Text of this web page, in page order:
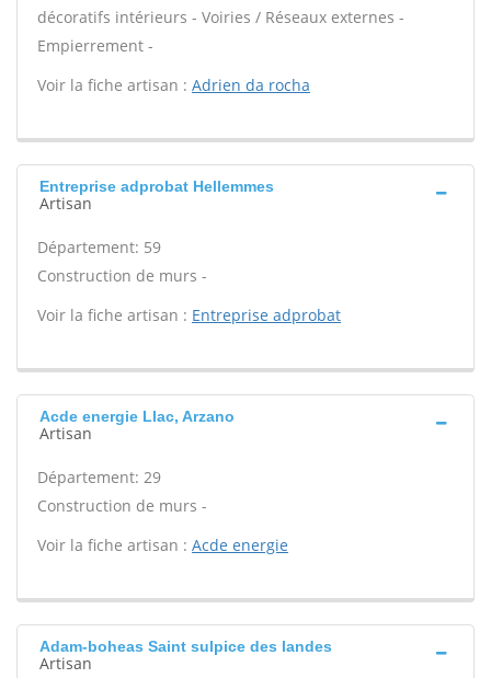
décoratifs intérieurs - Voiries / Réseaux externes -
Empierrement -
Voir la fiche artisan : Adrien da rocha
Entreprise adprobat Hellemmes
Artisan
Département: 59
Construction de murs -
Voir la fiche artisan : Entreprise adprobat
Acde energie Llac, Arzano
Artisan
Département: 29
Construction de murs -
Voir la fiche artisan : Acde energie
Adam-boheas Saint sulpice des landes
Artisan